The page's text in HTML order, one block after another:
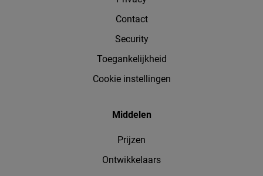
Contact
Security
Toegankelijkheid
Cookie instellingen
Middelen
Prijzen
Ontwikkelaars